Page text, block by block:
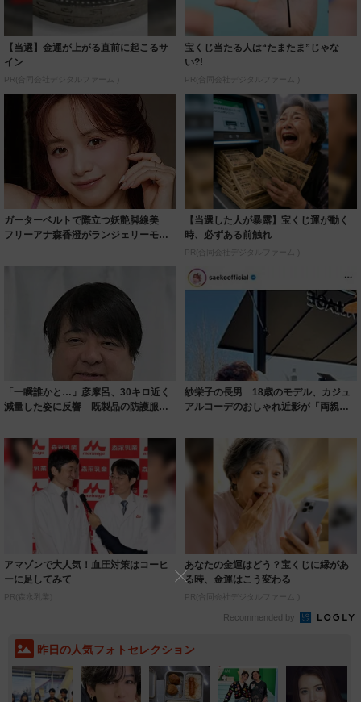
【当選】金運が上がる直前に起こるサ
イン
PR(合同会社デジタルファーム )
宝くじ当たる人は“たまたま”じゃな
い?!
PR(合同会社デジタルファーム )
ガーターベルトで際立つ妖艶脚線美
フリーアナ森香澄がランジェリーモデ
【当選した人が暴露】宝くじ運が動く
時、必ずある前触れ
PR(合同会社デジタルファーム )
「一瞬誰かと…」彦摩呂、30キロ近く
減量した姿に反響 既製品の防護服が
紗栄子の長男 18歳のモデル、カジュ
アルコーデのおしゃれ近影が「両親の
アマゾンで大人気！血圧対策はコーヒ
ーに足してみて
PR(森永乳業)
あなたの金運はどう？宝くじに縁があ
る時、金運はこう変わる
PR(合同会社デジタルファーム )
Recommended by
昨日の人気フォトセレクション